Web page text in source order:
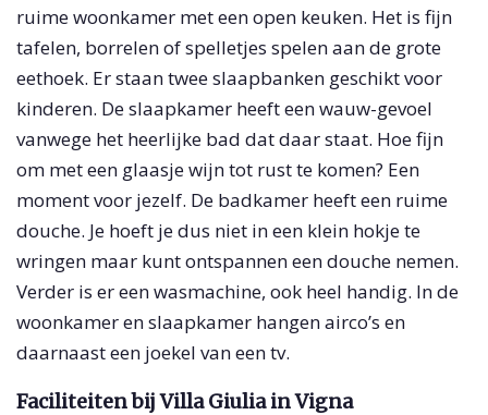
ruime woonkamer met een open keuken. Het is fijn
tafelen, borrelen of spelletjes spelen aan de grote
eethoek. Er staan twee slaapbanken geschikt voor
kinderen. De slaapkamer heeft een wauw-gevoel
vanwege het heerlijke bad dat daar staat. Hoe fijn
om met een glaasje wijn tot rust te komen? Een
moment voor jezelf. De badkamer heeft een ruime
douche. Je hoeft je dus niet in een klein hokje te
wringen maar kunt ontspannen een douche nemen.
Verder is er een wasmachine, ook heel handig. In de
woonkamer en slaapkamer hangen airco’s en
daarnaast een joekel van een tv.
Faciliteiten bij Villa Giulia in Vigna